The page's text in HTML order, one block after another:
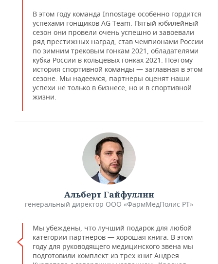
В этом году команда Innostage особенно гордится
успехами гонщиков AG Team. Пятый юбилейный
сезон они провели очень успешно и завоевали
ряд престижных наград, став чемпионами России
по зимним трековым гонкам 2021, обладателями
кубка России в кольцевых гонках 2021. Поэтому
история спортивной команды — заглавная в этом
сезоне. Мы надеемся, партнеры оценят наши
успехи не только в бизнесе, но и в спортивной
жизни.
Альберт Гайфуллин
генеральный директор ООО «ФармМедПолис РТ»
Мы убеждены, что лучший подарок для любой
категории партнеров — хорошая книга. В этом
году для руководящего медицинского звена мы
подготовили комплект из трех книг Андрея